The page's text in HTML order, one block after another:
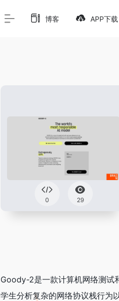
博客 APP下载
0 29
Goody-2是一款计算机网络测试
学生分析复杂的网络协议栈行为